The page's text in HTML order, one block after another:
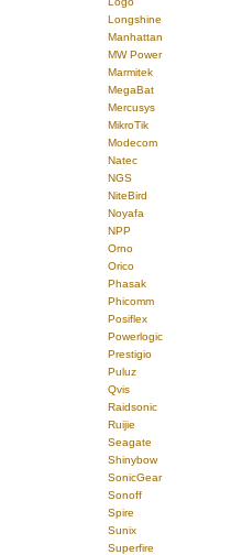
Longshine
Manhattan
MW Power
Marmitek
MegaBat
Mercusys
MikroTik
Modecom
Natec
NGS
NiteBird
Noyafa
NPP
Orno
Orico
Phasak
Phicomm
Posiflex
Powerlogic
Prestigio
Puluz
Qvis
Raidsonic
Ruijie
Seagate
Shinybow
SonicGear
Sonoff
Spire
Sunix
Superfire